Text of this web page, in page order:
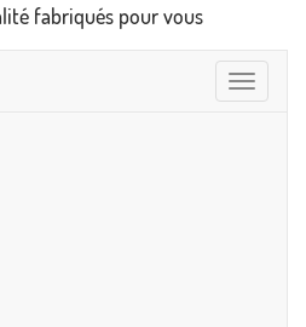
fabriqués pour vous
Toggle
navigation